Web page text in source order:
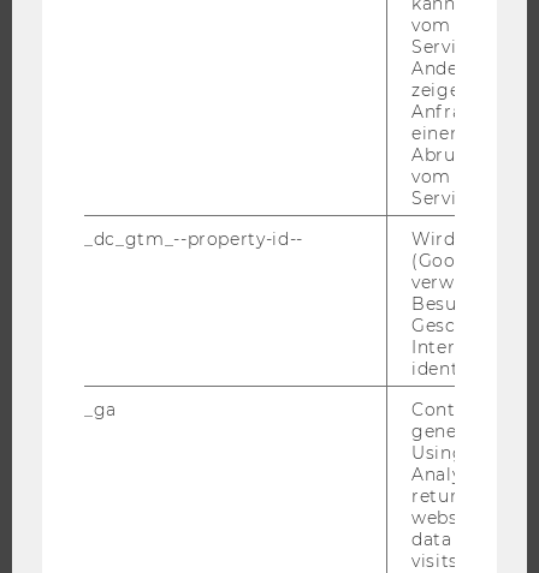
JOBS MIT WU-STUDIUM
KARRIEREKONTAKTE AN DER WU
WU COMMUNITY
vom AMP-
Service
Andere
zeigen Opt-
Anfrage im
einen Fehler
Abrufen
vom AMP
Service an.
_dc_gtm_--property-id--
Wird von
(Google Tag
verwendet,
Besucher
Geschlecht
Interessen zu
identifizieren.
_ga
Contains a
generated
Using this
Analytics can
returning
website and
data from
visits.